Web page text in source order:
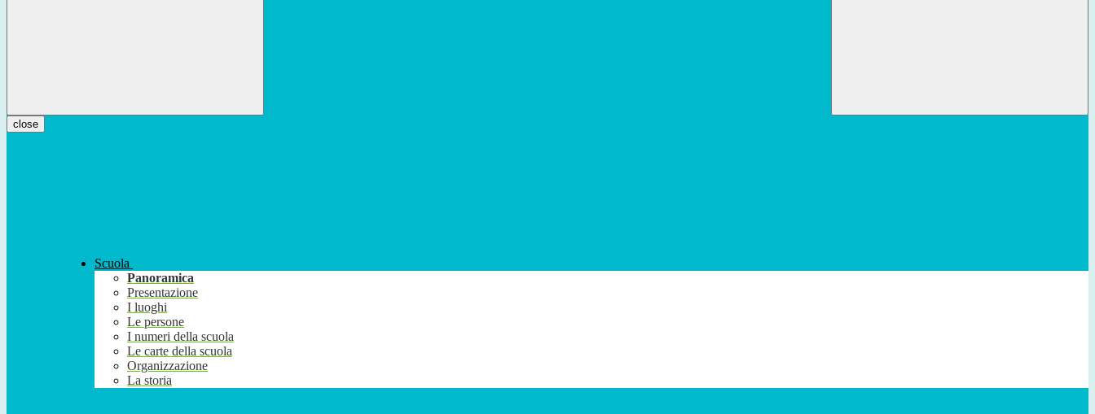
close
Scuola
Panoramica
Presentazione
I luoghi
Le persone
I numeri della scuola
Le carte della scuola
Organizzazione
La storia